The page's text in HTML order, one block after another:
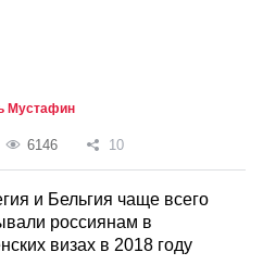
Мустафин
6146 10
и Бельгия чаще всего
россиянам в
визах в 2018 году